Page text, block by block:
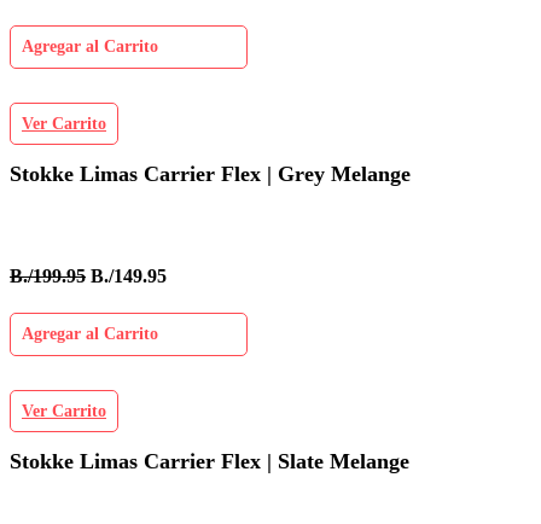
Agregar al Carrito
Ver Carrito
Stokke Limas Carrier Flex | Grey Melange
B./199.95 B./149.95
Agregar al Carrito
Ver Carrito
Stokke Limas Carrier Flex | Slate Melange